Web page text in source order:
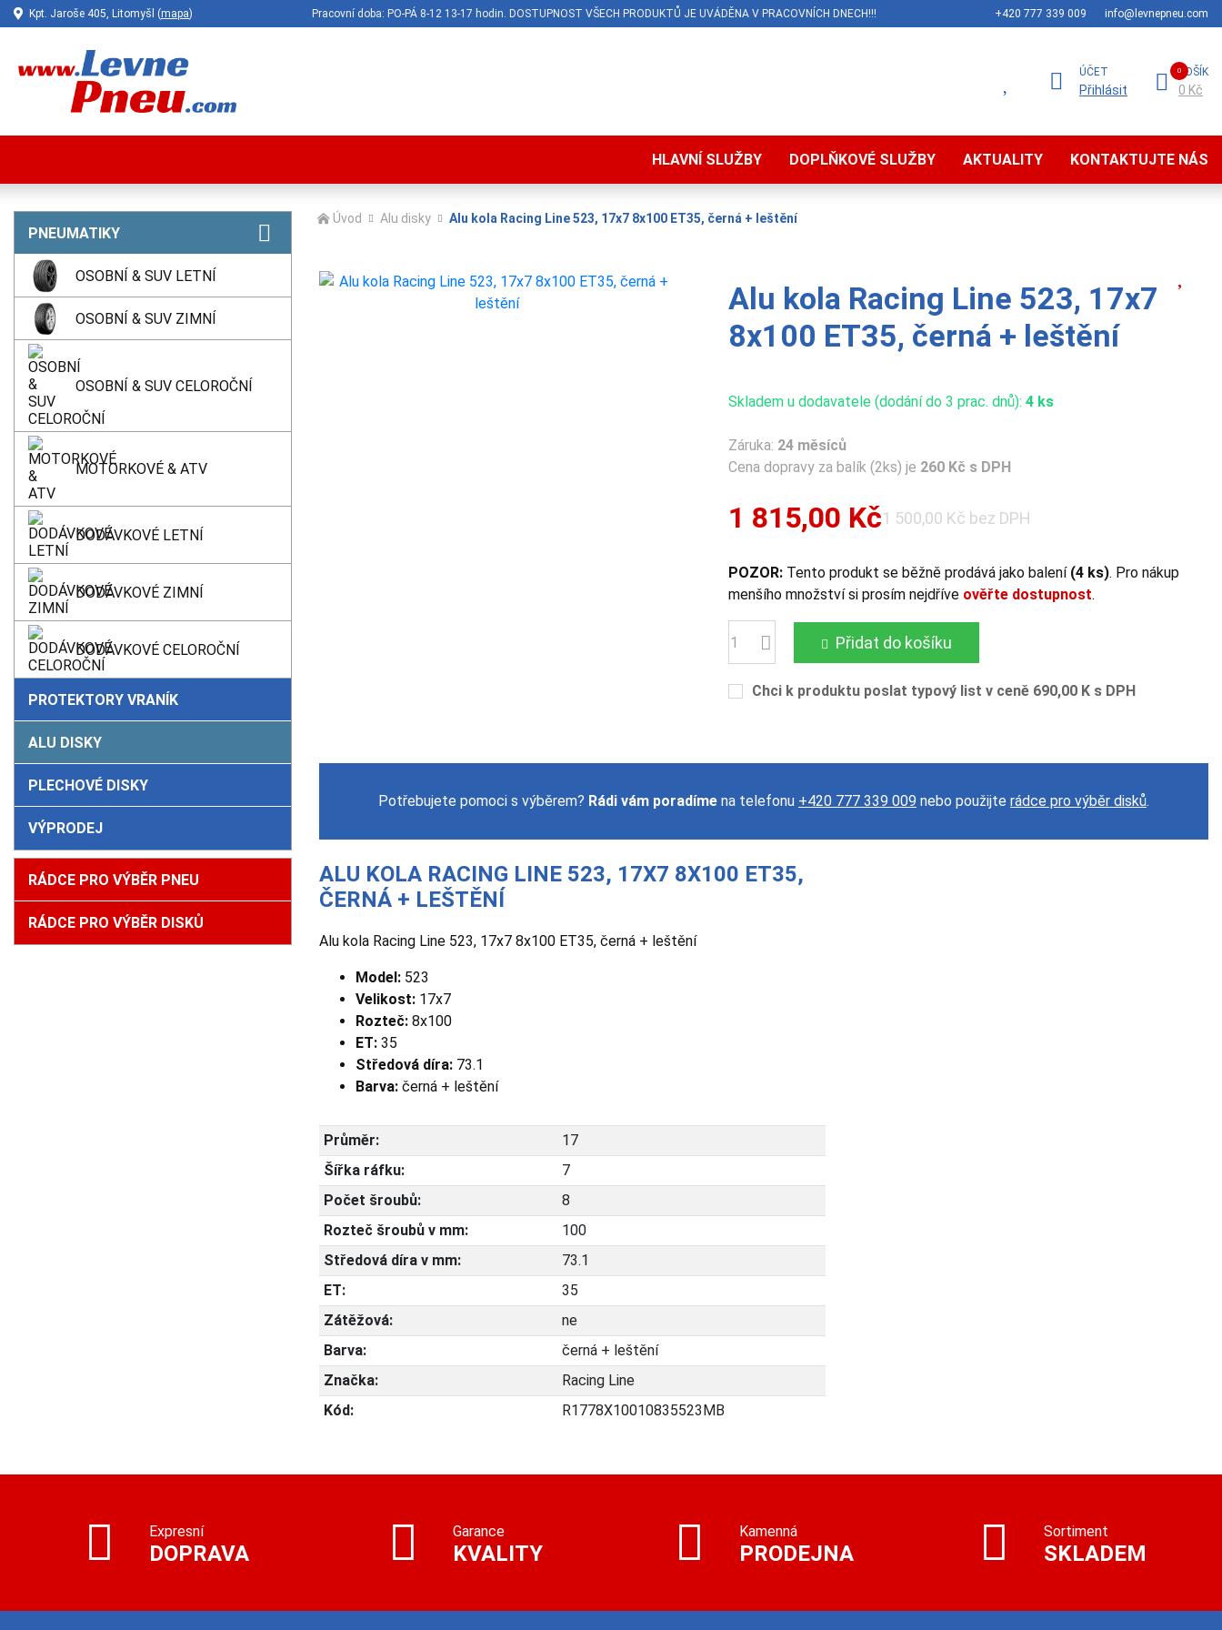
Kpt. Jaroše 405, Litomyšl (mapa) Pracovní doba: PO-PÁ 8-12 13-17 hodin. DOSTUPNOST VŠECH PRODUKTŮ JE UVÁDĚNA V PRACOVNÍCH DNECH!!! +420 777 339 009 info@levnepneu.com
ÚČET
Přihlásit
KOŠÍK
0 Kč
HLAVNÍ SLUŽBY DOPLŇKOVÉ SLUŽBY AKTUALITY KONTAKTUJTE NÁS
PNEUMATIKY
OSOBNÍ & SUV LETNÍ
OSOBNÍ & SUV ZIMNÍ
OSOBNÍ & SUV CELOROČNÍ
MOTORKOVÉ & ATV
DODÁVKOVÉ LETNÍ
DODÁVKOVÉ ZIMNÍ
DODÁVKOVÉ CELOROČNÍ
PROTEKTORY VRANÍK
ALU DISKY
PLECHOVÉ DISKY
VÝPRODEJ
RÁDCE PRO VÝBĚR PNEU
RÁDCE PRO VÝBĚR DISKŮ
Úvod Alu disky Alu kola Racing Line 523, 17x7 8x100 ET35, černá + leštění
Alu kola Racing Line 523, 17x7
8x100 ET35, černá + leštění
Skladem u dodavatele (dodání do 3 prac. dnů): 4 ks
Záruka: 24 měsíců
Cena dopravy za balík (2ks) je 260 Kč s DPH
1 815,00 Kč1 500,00 Kč bez DPH
POZOR: Tento produkt se běžně prodává jako balení (4 ks). Pro nákup
menšího množství si prosím nejdříve ověřte dostupnost.
Počet Přidat do košíku
Chci k produktu poslat typový list v ceně 690,00 K s DPH
Potřebujete pomoci s výběrem? Rádi vám poradíme na telefonu +420 777 339 009 nebo použijte rádce pro výběr disků.
ALU KOLA RACING LINE 523, 17X7 8X100 ET35,
ČERNÁ + LEŠTĚNÍ
Alu kola Racing Line 523, 17x7 8x100 ET35, černá + leštění
Model: 523
Velikost: 17x7
Rozteč: 8x100
ET: 35
Středová díra: 73.1
Barva: černá + leštění
Průměr:
17
Šířka ráfku:
7
Počet šroubů:
8
Rozteč šroubů v mm:
100
Středová díra v mm:
73.1
ET:
35
Zátěžová:
ne
Barva:
černá + leštění
Značka:
Racing Line
Kód:
R1778X10010835523MB
Expresní
DOPRAVA
Garance
KVALITY
Kamenná
PRODEJNA
Sortiment
SKLADEM